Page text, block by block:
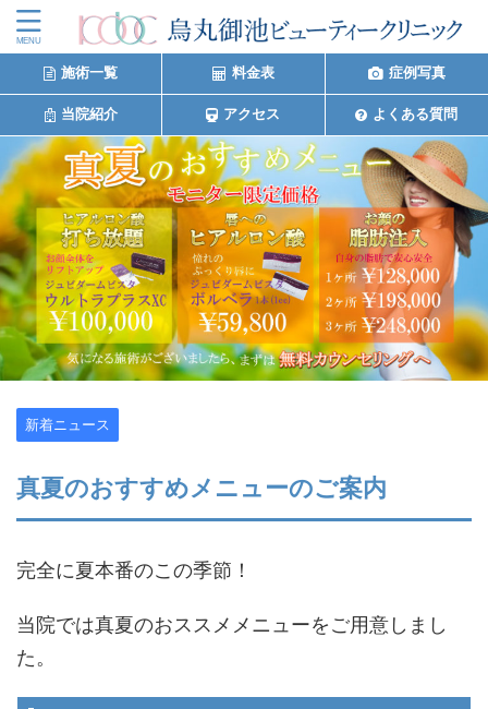
施術一覧 料金表 症例写真
当院紹介 アクセス よくある質問
新着ニュース
真夏のおすすめメニューのご案内
完全に夏本番のこの季節！
当院では真夏のおススメメニューをご用意しまし
た。